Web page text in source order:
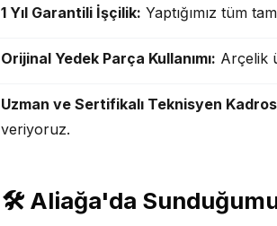
1 Yıl Garantili İşçilik: Yaptığımız tüm
Orijinal Yedek Parça Kullanımı: Arçelik
Uzman ve Sertifikalı Teknisyen
veriyoruz.
🛠️ Aliağa'da